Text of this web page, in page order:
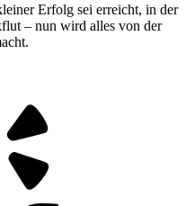
Erfolg sei erreicht, in der
– nun wird alles von der